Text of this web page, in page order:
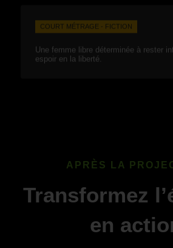
COURT MÉTRAGE - FICTION
Une femme libre déterminée à rester
espoir en la liberté.
APRÈS LA
Transformez
en